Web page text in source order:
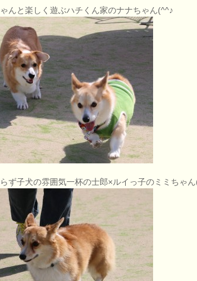
んと楽しく遊ぶハチくん家のナナちゃん(^^♪
ず子犬の雰囲気一杯の士郎×ルイっ子のミミちゃ